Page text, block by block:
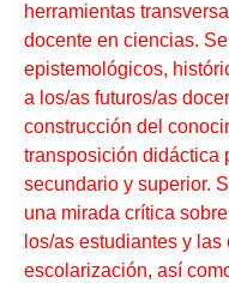
herramientas
docente en ciencias.
epistemológicos,
a los/as futuros/as
construcción del
transposición didáctica
secundario y superior.
una mirada crítica
los/as estudiantes y
escolarización, así